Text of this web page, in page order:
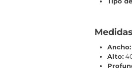
Ancho:
Alto: